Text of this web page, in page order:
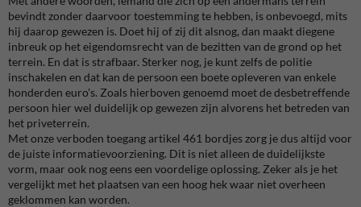
bevindt zonder daarvoor toestemming te hebben, is onbevoegd, mits
hij daarop gewezen is. Doet hij of zij dit alsnog, dan maakt diegene
inbreuk op het eigendomsrecht van de bezitten van de grond op het
terrein. En dat is strafbaar. Sterker nog, je kunt zelfs de politie
inschakelen en dat kan de persoon een boete opleveren van enkele
honderden euro's. Zoals hierboven genoemd moet de desbetreffende
persoon hier wel duidelijk op gewezen zijn alvorens het betreden van
het priveterrein.
Met onze verboden toegang artikel 461 bordjes zorg je dus altijd voor
de juiste informatievoorziening. Dit is niet alleen de duidelijkste
vorm, maar ook nog eens een voordelige oplossing. Zeker als je het
vergelijkt met het plaatsen van een hoog hek waar niet overheen
geklommen kan worden.